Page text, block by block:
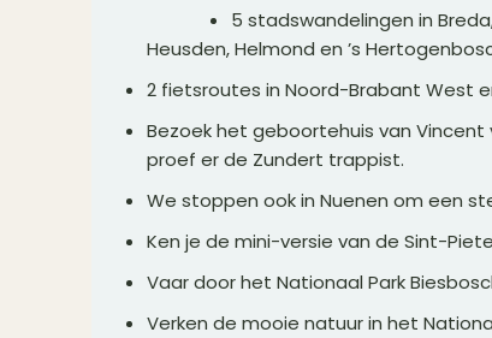
5 stadswandelingen in
Heusden, Helmond en ’s
2 fietsroutes in Noord-Brabant West
Bezoek het geboortehuis van Vincent
proef er de Zundert trappist.
We stoppen ook in Nuenen om een
Ken je de mini-versie van de Sint-
Vaar door het Nationaal Park
Verken de mooie natuur in het